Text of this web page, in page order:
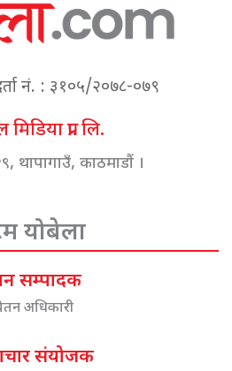
नं. : ३१०५/२०७८-०७९
प्रा. लि.
थापागाउँ, काठमाडौं ।
योबेला
सम्पादक
अधिकारी
संयोजक